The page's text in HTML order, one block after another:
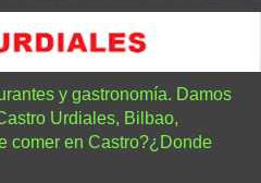
y gastronomía. Damos
Urdiales, Bilbao,
comer en Castro?¿Donde